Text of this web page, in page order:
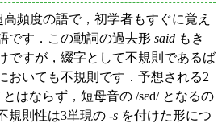
高頻度の語で，初学者もすぐに覚え
です．この動詞の過去形 said もき
ですが，綴字として不規則であるば
おいても不規則です．予想される2
とはならず，短母音の /sɛd/ となるの
規則性は3単現の -s を付けた形につ